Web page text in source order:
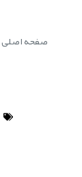
صفحه اصلی